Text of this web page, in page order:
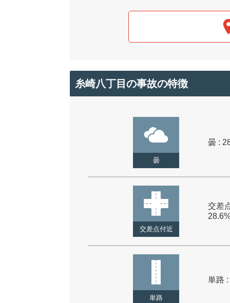
糸崎八丁目の事故の特徴
曇
曇 :
交差点付近
交差
単路
単路